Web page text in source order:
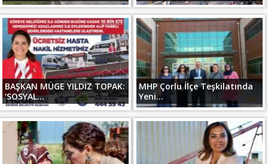
BAŞKAN MÜGE YILDIZ TOPAK:
‘SOSYAL...
MHP Çorlu İlçe Teşkilatında
Yeni...